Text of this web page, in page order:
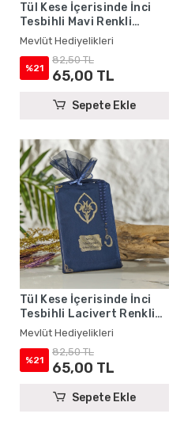
Tül Kese İçerisinde İnci
Tesbihli Mavi Renkli
Şantuk Yasin Kitabı Seti -
Mevlüt Hediyelikleri
Mevlüt Hediyelikleri
%21
82,50 TL
65,00 TL
Sepete Ekle
Tül Kese İçerisinde İnci
Tesbihli Lacivert Renkli
Şantuk Yasin Kitabı Seti -
Mevlüt Hediyelikleri
Mevlüt Hediyelikleri
%21
82,50 TL
65,00 TL
Sepete Ekle